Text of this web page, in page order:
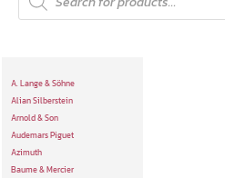
A. Lange & Söhne
Alian Silberstein
Arnold & Son
Audemars Piguet
Azimuth
Baume & Mercier